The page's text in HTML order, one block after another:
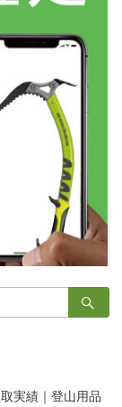
実績｜登山用品